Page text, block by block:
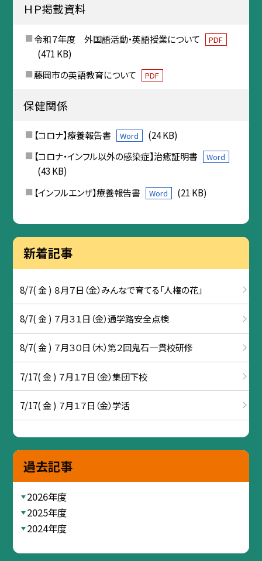
ＨＰ掲載資料
令和７年度 外国語活動・英語授業について PDF
(471 KB)
藤岡市の英語教育について
PDF
保健関係
【コロナ】療養報告書 Word
(24 KB)
【コロナ・インフル以外の感染症】治癒証明書
Word
(43 KB)
【インフルエンザ】療養報告書
Word (21 KB)
新着記事
8/7( 金 ) ８月７日（金）みんなで育てる「人権の花」
8/7( 金 ) ７月３１日（金）通学路安全点検
8/7( 金 ) ７月３０日（木）第２回鬼石一貫校研修
7/17( 金 ) ７月１７日（金）集団下校
7/17( 金 ) ７月１７日（金）学活
過去記事
2026年度
2025年度
2024年度